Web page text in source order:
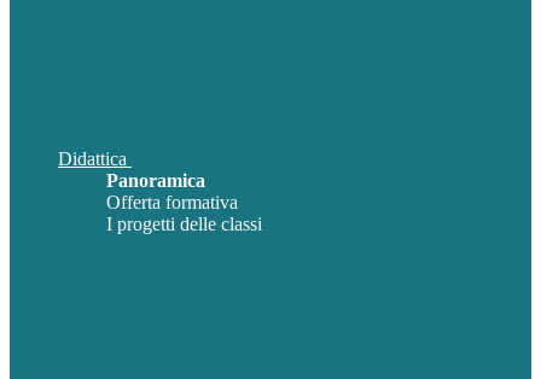
Didattica
Panoramica
Offerta formativa
I progetti delle classi